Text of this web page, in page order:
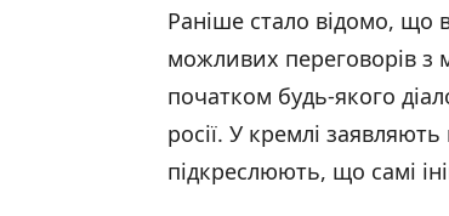
Раніше стало відомо, що
можливих переговорів
початком будь-якого
росії. У кремлі
підкреслюють, що самі